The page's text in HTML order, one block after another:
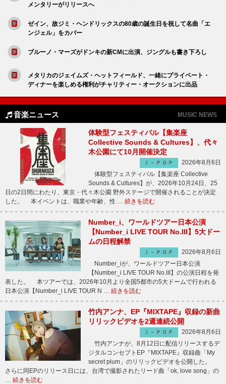
メンタリーがリリースへ
ゼイン、故ジミ・ヘンドリックスの80歳の誕生日を祝して名曲「エ
ンジェル」をカバー
ブルーノ・マーズがドンキの新CMに出演、ジングルも書き下ろし
メタリカのジェイムズ・ヘットフィールド、一緒にプライベート・
ディナーを楽しめる権利がチャリティー・オークションに出品
音楽ニュース MUSIC NEWS
体験型フェスティバル【集楽座
Collective Sounds & Cultures】、代々
木公園にて10月開催決定
Ｊ－ＰＯＰ
2026年8月6日
体験型フェスティバル【集楽座 Collective
Sounds & Cultures】が、2026年10月24日、25
日の2日間にわたり、東京・代々木公園 野外ステージで開催されることが決定
した。 本イベントは、職業や年齢、性 … 続きを読む
Number_i、ワールドツアー日本公演
【Number_i LIVE TOUR No.III】5大ドー
ムの日程解禁
Ｊ－ＰＯＰ
2026年8月6日
Number_iが、ワールドツアー日本公演
【Number_i LIVE TOUR No.III】の公演日程を発
表した。 本ツアーでは、2026年10月より全国5都市の5大ドームで行われる
日本公演【Number_i LIVE TOUR N … 続きを読む
竹内アンナ、EP『MIXTAPE』収録の新曲
リリックビデオを2週連続公開
Ｊ－ＰＯＰ
2026年8月6日
竹内アンナが、8月12日に配信リリースするデ
ジタルコンセプトEP『MIXTAPE』収録曲「My
secret plum」のリリックビデオを公開した。
さらに同EPのリリース日には、台湾で撮影されたリード曲「ok, love song」の
… 続きを読む